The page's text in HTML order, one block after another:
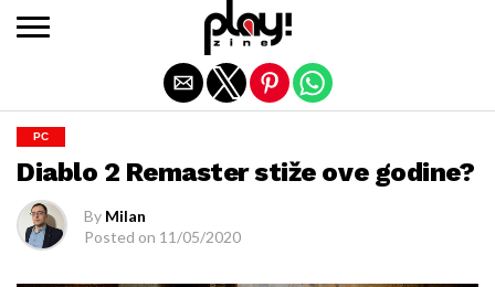
PC
Diablo 2 Remaster stiže ove godine?
By Milan
Posted on 11/05/2020
Exit mobile version